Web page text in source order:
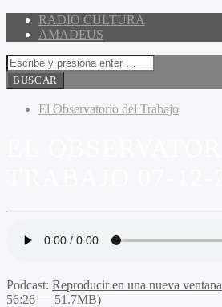
RADIO CULTURA
AMADEUS
El Observatorio del Trabajo
Podcast: Reproducir en una nueva ventana
56:26 — 51.7MB)